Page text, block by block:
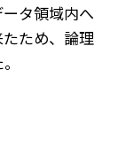
タ領域内へ
ため、論理